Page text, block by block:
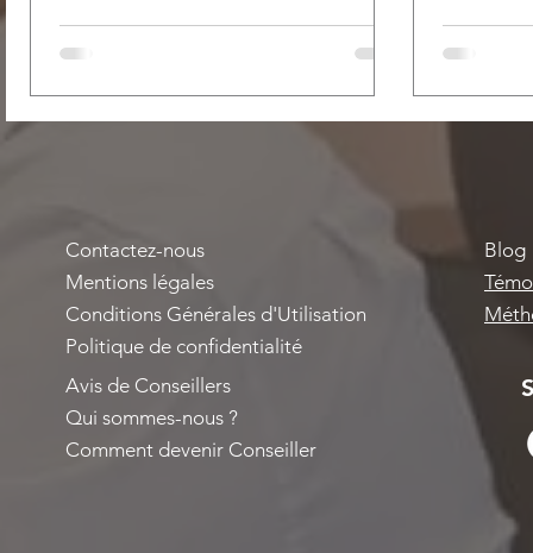
son
Contactez-nous
Mentions légales
Conditions Générales d'Utilisation
Blog
Politique de confidentialité
Avis de Conseillers
Qui sommes-nous ?
Comment devenir Conseiller